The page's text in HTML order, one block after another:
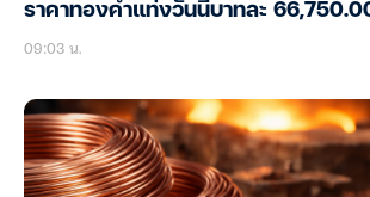
ราคาทองคำแท่งวันนี้บาทละ
09:03 น.